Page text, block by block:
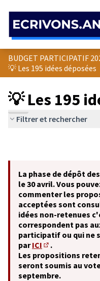
BUDGET PARTICIPATIF
💡 Les 195 idées déposées
💡 Les 195
Filtrer et rechercher
La phase de dépôt
le 30 avril. Vous
commenter les
acceptées sont
idées non-retenues
correspondent pas
participatif ou qui ne
parICI
(S'ouvre dans
.
Les propositions
seront soumis au
septembre.